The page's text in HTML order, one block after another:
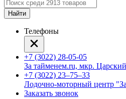
Найти
Телефоны
+7 (3022) 28-05-05
За тайменем.ru, мкр. Царский
+7 (3022) 23‒75‒33
Лодочно-моторный центр
Заказать звонок